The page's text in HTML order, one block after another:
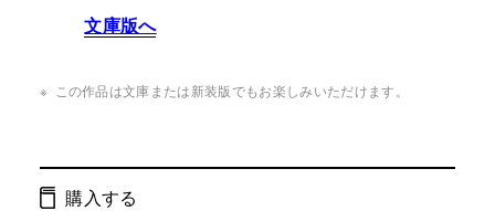
ISBN： 9784344012608
文庫版へ
この作品は文庫または新装版でもお楽しみいただけます。
購入する